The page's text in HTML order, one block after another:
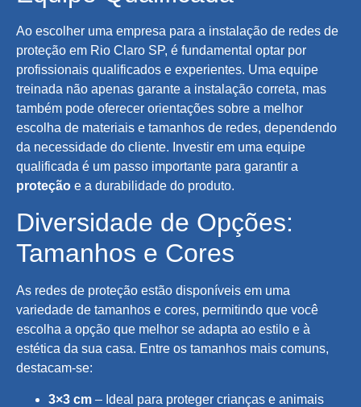
Ao escolher uma empresa para a instalação de redes de
proteção em Rio Claro SP, é fundamental optar por
profissionais qualificados e experientes. Uma equipe
treinada não apenas garante a instalação correta, mas
também pode oferecer orientações sobre a melhor
escolha de materiais e tamanhos de redes, dependendo
da necessidade do cliente. Investir em uma equipe
qualificada é um passo importante para garantir a
proteção e a durabilidade do produto.
Diversidade de Opções:
Tamanhos e Cores
As redes de proteção estão disponíveis em uma
variedade de tamanhos e cores, permitindo que você
escolha a opção que melhor se adapta ao estilo e à
estética da sua casa. Entre os tamanhos mais comuns,
destacam-se:
3×3 cm – Ideal para proteger crianças e animais